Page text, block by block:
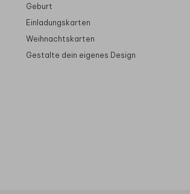
Geburt
Einladungskarten
Weihnachtskarten
Gestalte dein eigenes Design